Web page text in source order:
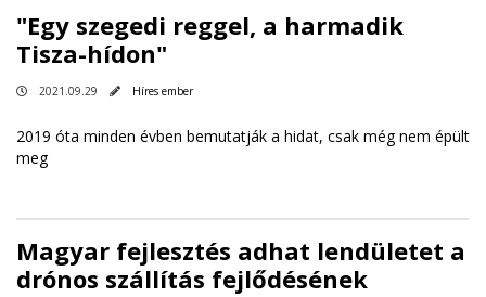
"Egy szegedi reggel, a harmadik
Tisza-hídon"
2021.09.29 Híres ember
2019 óta minden évben bemutatják a hidat, csak még nem épült
meg
Magyar fejlesztés adhat lendületet a
drónos szállítás fejlődésének